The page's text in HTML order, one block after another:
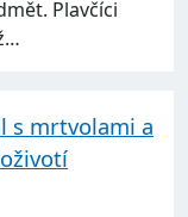
Plavčíci
s mrtvolami a